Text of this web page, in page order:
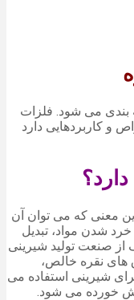
بندی می شود. فلزات
و کاربردهایی دارد
معنی که می توان آن
شدن مواد، تبدیل
از صنعت تولید شیرینی
نقره خالص،
شیرینی استفاده می